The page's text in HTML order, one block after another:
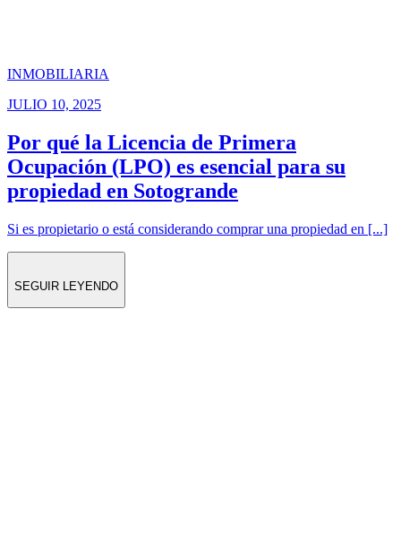
INMOBILIARIA
JULIO 10, 2025
Por qué la Licencia de Primera
Ocupación (LPO) es esencial para su
propiedad en Sotogrande
Si es propietario o está considerando comprar una propiedad en [...]
SEGUIR LEYENDO